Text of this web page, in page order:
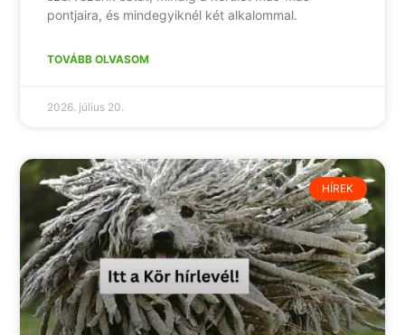
pontjaira, és mindegyiknél két alkalommal.
TOVÁBB OLVASOM
2026. július 20.
HÍREK